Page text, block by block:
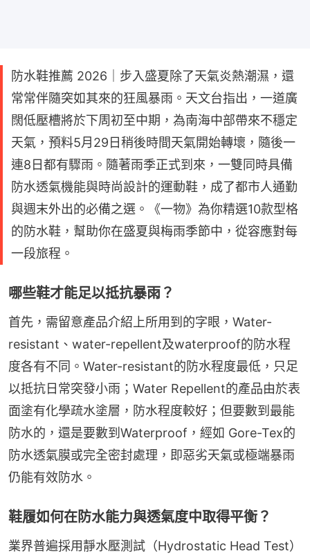
防水鞋推薦 2026｜步入盛夏除了天氣炎熱潮濕，還
常常伴隨突如其來的狂風暴雨。天文台指出，一道廣
闊低壓槽將於下周初至中期，為南海中部帶來不穩定
天氣，預料5月29日稍後時間天氣開始轉壞，隨後一
連8日都有驟雨。隨著雨季正式到來，一雙同時具備
防水透氣機能與時尚設計的運動鞋，成了都市人通勤
與週末外出的必備之選。《一物》為你精選10款型格
的防水鞋，幫助你在盛夏與梅雨季節中，從容應對每
一段旅程。
哪些鞋才能足以抵抗暴雨？
首先，需留意產品介紹上所用到的字眼，Water-
resistant、water-repellent及waterproof的防水程
度各有不同。Water-resistant的防水程度最低，只足
以抵抗日常突發小雨；Water Repellent的產品由於表
面塗有化學疏水塗層，防水程度較好；但要數到最能
防水的，還是要數到Waterproof，經如 Gore-Tex的
防水透氣膜或完全密封處理，即惡劣天氣或極端暴雨
仍能有效防水。
鞋履如何在防水能力與透氣度中取得平衡？
業界普遍採用靜水壓測試（Hydrostatic Head Test）